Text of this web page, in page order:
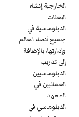
الخارجية إنشاء
البعثات
الدبلوماسية في
جميع أنحاء العالم
وإدارتها، بالإضافة
إلى تدريب
الدبلوماسيين
العمانيين في
المعهد
الدبلوماسي في